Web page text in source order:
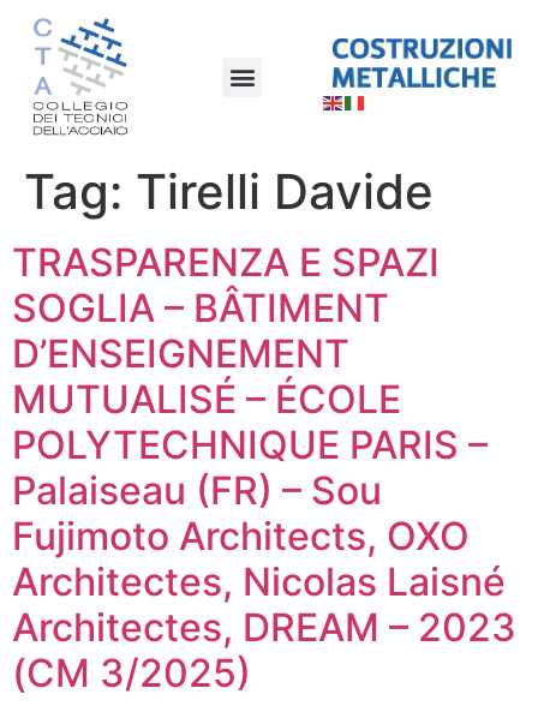
Tag: Tirelli Davide
TRASPARENZA E SPAZI
SOGLIA – BÂTIMENT
D’ENSEIGNEMENT
MUTUALISÉ – ÉCOLE
POLYTECHNIQUE PARIS –
Palaiseau (FR) – Sou
Fujimoto Architects, OXO
Architectes, Nicolas Laisné
Architectes, DREAM – 2023
(CM 3/2025)